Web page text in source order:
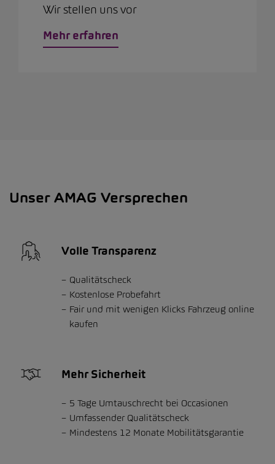
Wir stellen uns vor
Mehr erfahren
Unser AMAG Versprechen
Volle Transparenz
Qualitätscheck
Kostenlose Probefahrt
Fair und mit wenigen Klicks Fahrzeug online
kaufen
Mehr Sicherheit
5 Tage Umtauschrecht bei Occasionen
Umfassender Qualitätscheck
Mindestens 12 Monate Mobilitätsgarantie